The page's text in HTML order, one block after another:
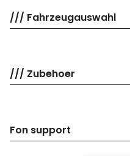
/// Fahrzeugauswahl
/// Zubehoer
Fon support